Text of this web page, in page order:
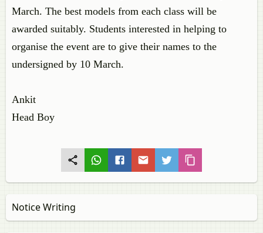
March. The best models from each class will be
awarded suitably. Students interested in helping to
organise the event are to give their names to the
undersigned by 10 March.
Ankit
Head Boy
Notice Writing